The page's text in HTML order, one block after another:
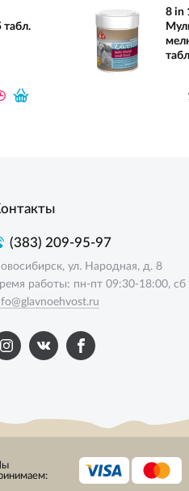
табл.
8 in
(383) 209-95-97
ул. Народная, д. 8
работы: пн-пт 09:30-18:00,